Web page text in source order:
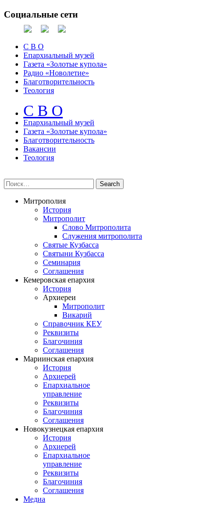
Социальные сети
С В О
Епархиальный музей
Газета «Золотые купола»
Радио «Новолетие»
Благотворительность
Теология
С В О
Епархиальный музeй
Газета «Золотые купола»
Благотворительность
Вакансии
Теология
Митрополия
История
Митрополит
Слово Митрополита
Служения митрополита
Святые Кузбасса
Святыни Кузбасса
Семинария
Соглашения
Кемеровская епархия
История
Архиереи
Митрополит
Викарий
Справочник КЕУ
Реквизиты
Благочиния
Соглашения
Мариинская епархия
История
Архиерей
Епархиальное
управление
Реквизиты
Благочиния
Соглашения
Новокузнецкая епархия
История
Архиерей
Епархиальное
управление
Реквизиты
Благочиния
Соглашения
Медиа